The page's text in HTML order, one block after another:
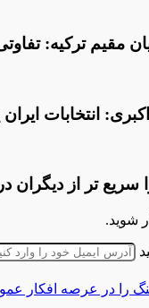
مقیم ترکیه:
انتخابات
تر از دیگران
شوید.
را در عرصه افکار